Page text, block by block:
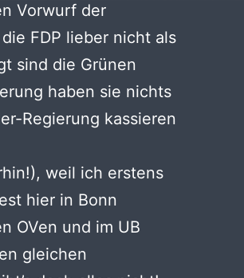
Vorwurf der
FDP lieber nicht als
sind die Grünen
haben sie nichts
Regierung kassieren
weil ich erstens
hier in Bonn
OVen und im UB
gleichen